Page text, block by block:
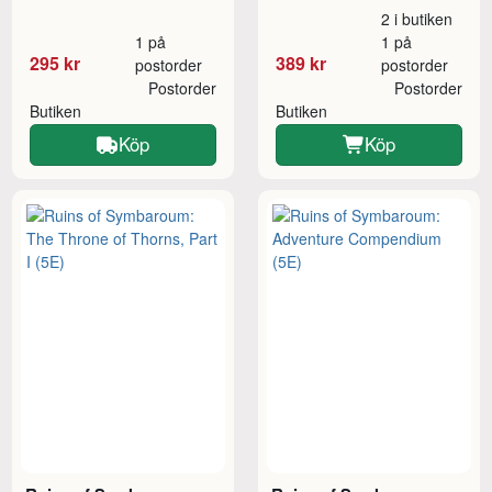
295 kr
1 på
postorder
Butiken
Postorder
Köp
389 kr
2 i butiken
1 på
postorder
Butiken
Postorder
Köp